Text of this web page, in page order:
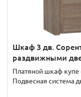
Шкаф 3 дв.
раздвижными
Платяной шкаф купе
Подвесная система